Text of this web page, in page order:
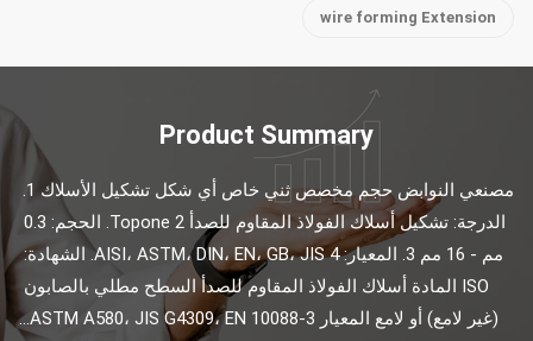
wire forming Extension
Product Summary
مم - 16 مم 3. المعيار: AISI، ASTM، DIN، EN، GB، JIS 4. الشهادة:
(غير لامع) أو لامع المعيار ASTM A580، JIS G4309، EN 10088-3...